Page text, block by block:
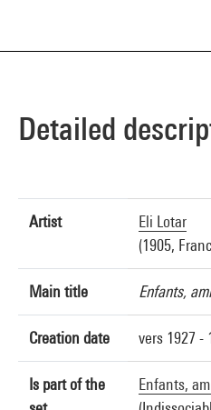
Detailed
Artist
Eli Lotar
(1905,
Main title Enfants,
Creation date vers 1927 -
Is part of the
Enfants,